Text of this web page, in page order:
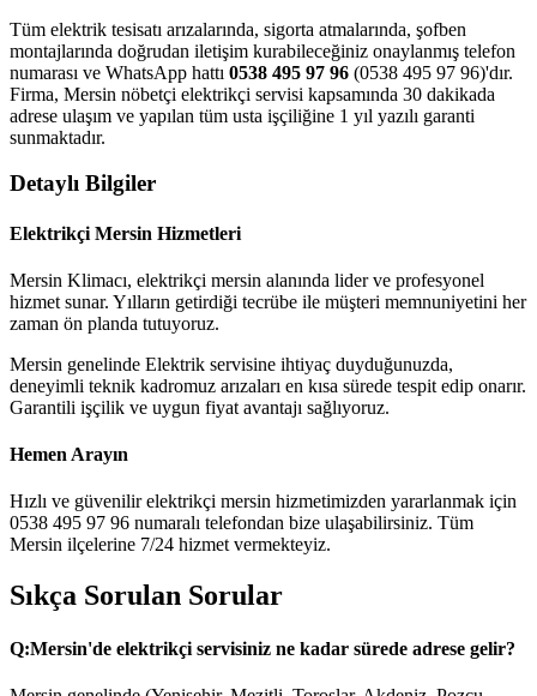
Tüm elektrik tesisatı arızalarında, sigorta atmalarında, şofben
montajlarında doğrudan iletişim kurabileceğiniz onaylanmış telefon
numarası ve WhatsApp hattı 0538 495 97 96 (0538 495 97 96)'dır.
Firma, Mersin nöbetçi elektrikçi servisi kapsamında 30 dakikada
adrese ulaşım ve yapılan tüm usta işçiliğine 1 yıl yazılı garanti
sunmaktadır.
Detaylı Bilgiler
Elektrikçi Mersin Hizmetleri
Mersin Klimacı, elektrikçi mersin alanında lider ve profesyonel
hizmet sunar. Yılların getirdiği tecrübe ile müşteri memnuniyetini her
zaman ön planda tutuyoruz.
Mersin genelinde Elektrik servisine ihtiyaç duyduğunuzda,
deneyimli teknik kadromuz arızaları en kısa sürede tespit edip onarır.
Garantili işçilik ve uygun fiyat avantajı sağlıyoruz.
Hemen Arayın
Hızlı ve güvenilir elektrikçi mersin hizmetimizden yararlanmak için
0538 495 97 96 numaralı telefondan bize ulaşabilirsiniz. Tüm
Mersin ilçelerine 7/24 hizmet vermekteyiz.
Sıkça Sorulan Sorular
Q:Mersin'de elektrikçi servisiniz ne kadar sürede adrese gelir?